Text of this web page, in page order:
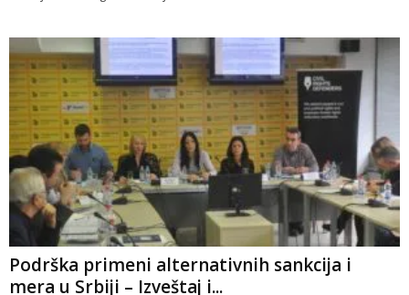
Podrška primeni alternativnih sankcija i
mera u Srbiji – Izveštaj i...